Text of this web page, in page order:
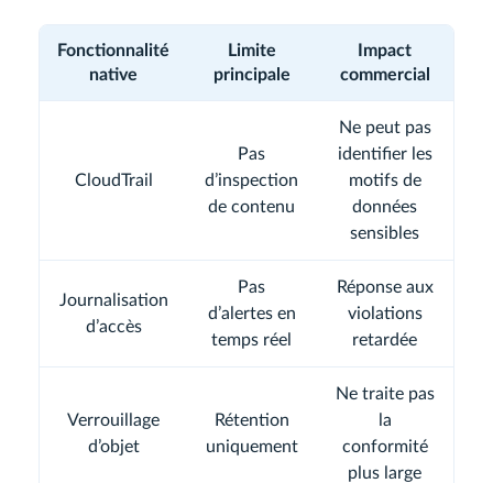
Fonctionnalité
native
Limite
principale
Impact
commercial
CloudTrail
Pas
d’inspection
de contenu
Ne peut pas
identifier les
motifs de
données
sensibles
Journalisation
d’accès
Pas
d’alertes en
temps réel
Réponse aux
violations
retardée
Verrouillage
d’objet
Rétention
uniquement
Ne traite pas
la
conformité
plus large